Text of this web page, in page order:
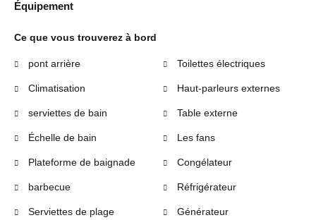
Équipement
Ce que vous trouverez à bord
pont arrière
Climatisation
serviettes de bain
Échelle de bain
Plateforme de baignade
barbecue
Serviettes de plage
Toilettes électriques
Haut-parleurs externes
Table externe
Les fans
Congélateur
Réfrigérateur
Générateur